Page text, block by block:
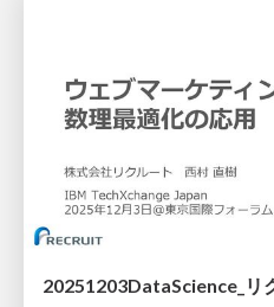
20251203DataScience_リ